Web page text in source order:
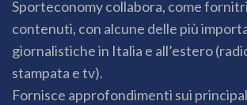
Sporteconomy collabora, come
contenuti, con alcune delle più
giornalistiche in Italia e all’estero
stampata e tv).
Fornisce approfondimenti sui